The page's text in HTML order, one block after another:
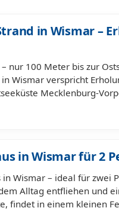
in Wismar –
nur 100 Meter bis zur
Wismar verspricht
Mecklenburg-
in Wismar für 2
Wismar – ideal für zwei
Alltag entfliehen und
findet in einem kleinen